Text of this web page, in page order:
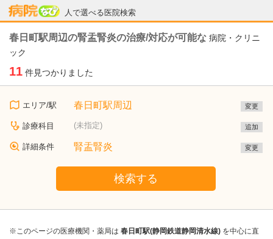
人で選べる医院検索
病院なび
春日町駅周辺の腎盂腎炎の治療/対応が可能な 病院・クリニ
ック
11 件見つかりました
エリア/駅 春日町駅周辺 変更
診療科目 (未指定) 追加
詳細条件 腎盂腎炎 変更
検索する
※このページの医療機関・薬局は 春日町駅(静岡鉄道静岡清水線) を中心に直